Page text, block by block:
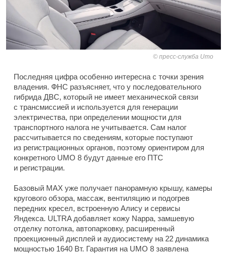
пресс-служба Umo
Последняя цифра особенно интересна с точки зрения
владения. ФНС разъясняет, что у последовательного
гибрида ДВС, который не имеет механической связи
с трансмиссией и используется для генерации
электричества, при определении мощности для
транспортного налога не учитывается. Сам налог
рассчитывается по сведениям, которые поступают
из регистрационных органов, поэтому ориентиром для
конкретного UMO 8 будут данные его ПТС
и регистрации.
Базовый MAX уже получает панорамную крышу, камеры
кругового обзора, массаж, вентиляцию и подогрев
передних кресел, встроенную Алису и сервисы
Яндекса. ULTRA добавляет кожу Nappa, замшевую
отделку потолка, автопарковку, расширенный
проекционный дисплей и аудиосистему на 22 динамика
мощностью 1640 Вт. Гарантия на UMO 8 заявлена